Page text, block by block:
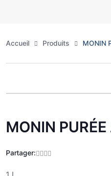
Accueil Produits MONIN
MONIN
Partager: